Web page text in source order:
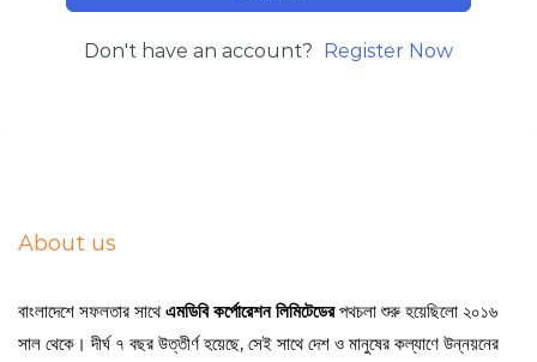
Don't have an account? Register Now
About us
বাংলাদেশে সফলতার সাথেএমডিবি কর্পোরেশন লিমিটেডেরপথচলা শুরু হয়েছিলো ২০১৬
সাল থেকে। দীর্ঘ ৭ বছর উত্তীর্ণ হয়েছে, সেই সাথে দেশ ও মানুষের কল্যাণে উন্নয়নের